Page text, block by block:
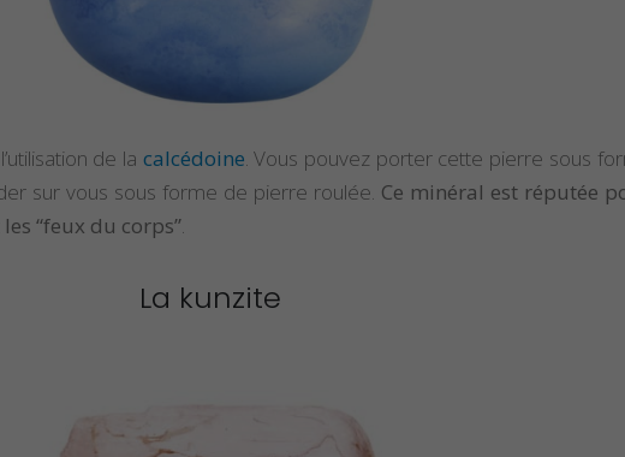
de la calcédoine. Vous pouvez porter cette pierre sous
sur vous sous forme de pierre roulée. Ce minéral est réputée
“feux du corps”.
La kunzite
Propriétés et Vertus
de la Pierre
Amétrine
Propriétés et Vertus
du Larimar